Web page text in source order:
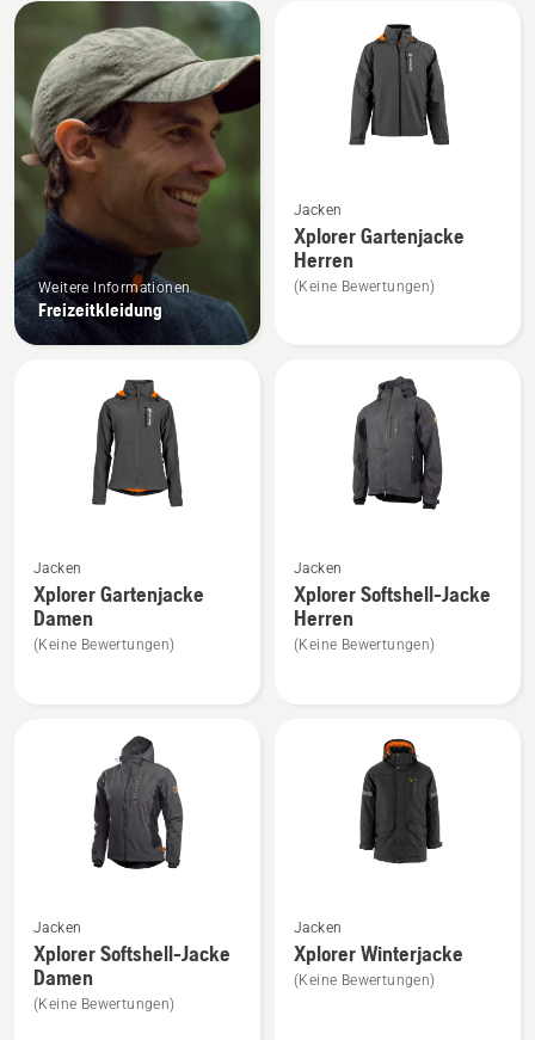
Alle
Produkte
Weitere Informationen
Freizeitkleidung
Details
zu
Xplorer
Gartenjacke
Jacken
Xplorer Gartenjacke
Herren
(Keine Bewertungen)
Details
zu
Xplorer
Gartenjacke
Jacken
Xplorer Gartenjacke
Damen
(Keine Bewertungen)
Details
zu
Xplorer
Softshell-
Jacken
Xplorer Softshell-Jacke
Herren
(Keine Bewertungen)
Details
zu
Xplorer
Softshell-
Jacken
Xplorer Softshell-Jacke
Damen
(Keine Bewertungen)
Details
zu
Xplorer
Jacken
Xplorer Winterjacke
(Keine Bewertungen)